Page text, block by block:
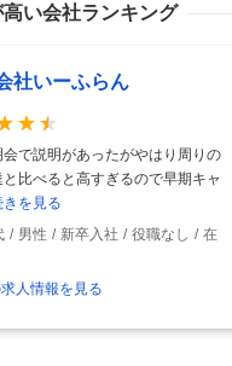
高い会社ランキング
社いーふらん
で説明があったがやはり周りの
比べると高すぎるので早期キャ
を見る
男性 新卒入社 役職なし
在
人情報を見る